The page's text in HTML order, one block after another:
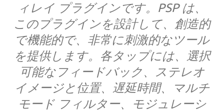
ィレイ プラグインです。PSP は、
このプラグインを設計して、創造的
で機能的で、非常に刺激的なツール
を提供します。各タップには、選択
可能なフィードバック、ステレオ
イメージと位置、遅延時間、マルチ
モード フィルター、モジュレーシ